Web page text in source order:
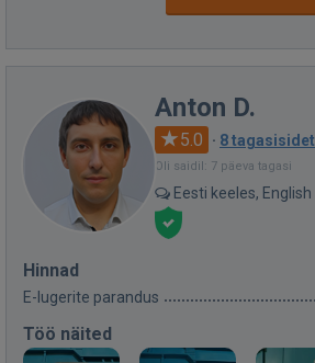
Anton D.
5.0 · 8 tagasisidet
Oli saidil: 7 päeva tagasi
Eesti keeles, English
Hinnad
E-lugerite parandus
Töö näited